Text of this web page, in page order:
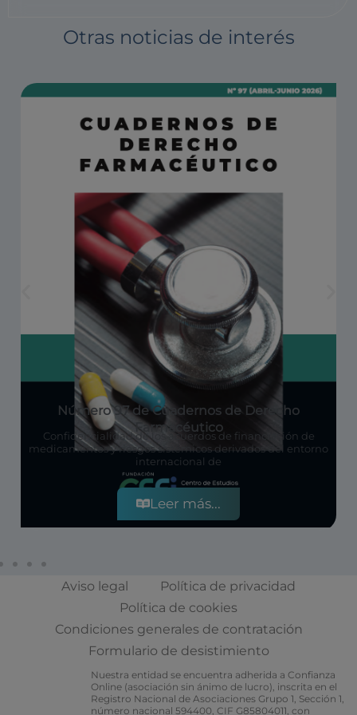
Otras noticias de interés
Nuevo número de la revista Comunicaciones
No os perdáis el repaso de actualidad de este número de
la revista Comunicaciones con un
Leer más...
Aviso legal
Política de privacidad
Política de cookies
Condiciones generales de contratación
Formulario de desistimiento
Nuestra entidad se encuentra adherida a Confianza
Online (asociación sin ánimo de lucro), inscrita en el
Registro Nacional de Asociaciones Grupo 1, Sección 1,
número nacional 594400, CIF G85804011, con